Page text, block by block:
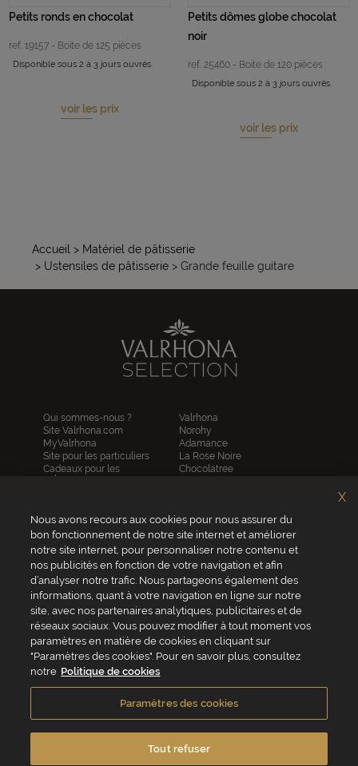
Petits ronds en chocolat
ref. 19157 - Boite de 125 pièces
Disponible sous 2 à 3 jours ouvrés.
voir les prix
Petits dômes globe chocolat
noir
ref. 25460 - Boite de 120 pièces
Disponible sous 2 à 3 jours ouvrés.
voir les prix
Accueil > Matériel de pâtisserie
> Ustensiles de pâtisserie > Grande feuille guitare
Qui sommes-nous ?
Site Valrhona.com
MyValrhona
Site pour les particuliers
Cadeaux pour les
entreprises
Contactez-nous
Valrhona
Norohy
Adamance
La Rose Noire
Chocolatree
Republica del cacao
Service client
04 75 07 51 51
Du lundi au jeudi : 8h - 18h
Le vendredi : 8h - 17h
VALRHONA FRANCE - ZA Les Fleurons - 315 Allée des Bergerons -
Conditions générales de vente Politique de cookies Vie privée
Nous avons recours aux cookies pour nous assurer du
bon fonctionnement de notre site internet et améliorer
notre site internet, pour personnaliser notre contenu et
nos publicités en fonction de votre navigation et afin
d’analyser notre trafic. Nous partageons également des
informations, quant à votre navigation en ligne sur notre
site, avec nos partenaires analytiques, publicitaires et de
réseaux sociaux. Vous pouvez modifier à tout moment vos
paramètres en matière de cookies en cliquant sur
"Paramètres des cookies". Pour en savoir plus, consultez
notre Politique de cookies
Paramètres des cookies
Tout refuser
X